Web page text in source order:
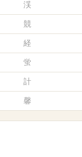
渓
競
経
蛍
計
馨